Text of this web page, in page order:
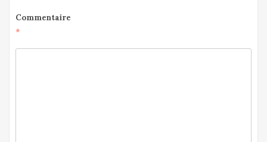
Commentaire
*